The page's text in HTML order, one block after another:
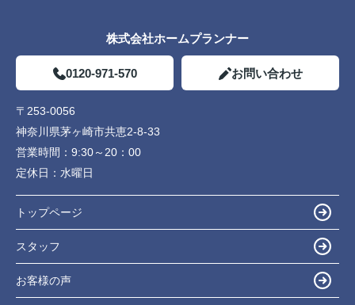
株式会社ホームプランナー
0120-971-570 お問い合わせ
〒253-0056
神奈川県茅ヶ崎市共恵2-8-33
営業時間： 9:30～20：00
定休日： 水曜日
トップページ
スタッフ
お客様の声